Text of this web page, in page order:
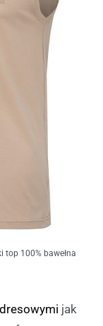
top 100% bawełna
jak